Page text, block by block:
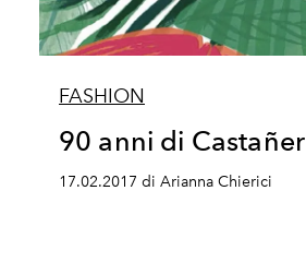
FASHION
90 anni di Castañer
17.02.2017 di Arianna Chierici